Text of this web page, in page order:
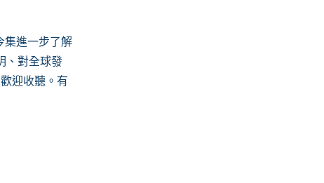
集進一步了解
、對全球發
迎收聽。有